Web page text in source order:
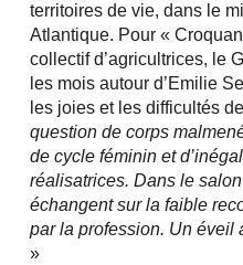
territoires de vie, dans le
Atlantique. Pour «
collectif d’agricultrices, le
les mois autour d’Emilie
les joies et les difficultés
question de corps
de cycle féminin et
réalisatrices. Dans le
échangent sur la faible
par la profession. Un éveil
»